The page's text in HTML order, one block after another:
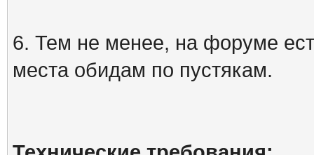
6. Тем не менее, на форуме
места обидам по пустякам.